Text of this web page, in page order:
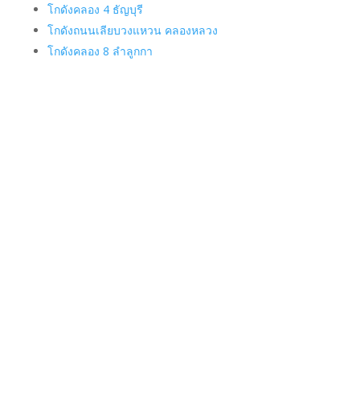
โกดังคลอง 4 ธัญบุรี
โกดังถนนเลียบวงแหวน คลองหลวง
โกดังคลอง 8 ลำลูกกา